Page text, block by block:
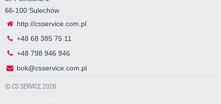
66-100 Sulechów
http://csservice.com.pl
+48 68 385 75 11
+48 798 946 946
bok@csservice.com.pl
© CS SERVICE 2026